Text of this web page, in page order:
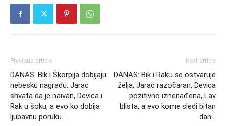
Previous article
DANAS: Bik i Škorpija dobijaju
nebesku nagradu, Jarac
shvata da je naivan, Devica i
Rak u šoku, a evo ko dobija
ljubavnu poruku…
Next article
DANAS: Bik i Raku se ostvaruje
želja, Jarac razočaran, Devica
pozitivno iznenađena, Lav
blista, a evo kome sledi bitan
dan…